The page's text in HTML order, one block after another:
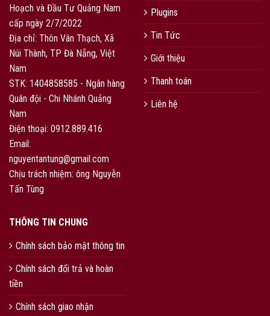
Hoạch và Đầu Tư Quảng Nam
cấp ngày 2/7/2022
Địa chỉ: Thôn Vân Thạch, Xã
Núi Thành, TP Đà Nẵng, Việt
Nam
STK: 1404858585 - Ngân hàng
Quân đội - Chi Nhánh Quảng
Nam
Điện thoại: 0912.889.416
Email:
nguyentantung@gmail.com
Chịu trách nhiệm: ông Nguyễn
Tấn Tùng
Plugins
Tin Tức
Giới thiệu
Thanh toán
Liên hệ
THÔNG TIN CHUNG
Chính sách bảo mật thông tin
Chính sách đổi trả và hoàn
tiền
Chính sách giao nhận